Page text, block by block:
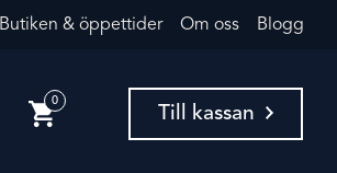
Butiken & öppettider Om oss Blogg
0
Till kassan